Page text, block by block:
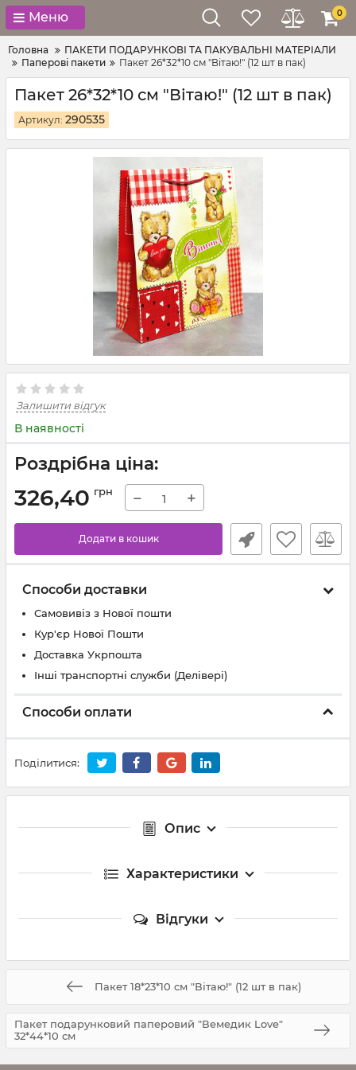
Меню 0
Головна
ПАКЕТИ ПОДАРУНКОВІ ТА ПАКУВАЛЬНІ МАТЕРІАЛИ
Паперові пакети
Пакет 26*32*10 см "Вітаю!" (12 шт в пак)
Пакет 26*32*10 см "Вітаю!" (12 шт в пак)
Артикул: 290535
Залишити відгук
В наявності
Роздрібна ціна:
326,40 грн − +
Додати в кошик
Способи доставки
Самовивіз з Нової пошти
Кур'єр Нової Пошти
Доставка Укрпошта
Інші транспортні служби (Делівері)
Способи оплати
Поділитися:
Опис
Характеристики
Відгуки
Пакет 18*23*10 см "Вітаю!" (12 шт в пак)
Пакет подарунковий паперовий "Вемедик Love"
32*44*10 см